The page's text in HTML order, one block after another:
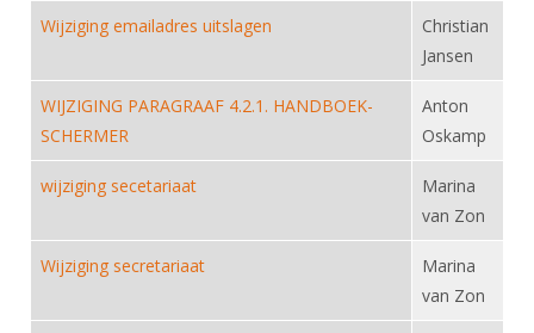
Handleiding
Historie
Organisatie
Commissies
Leden van Verdiensten
Vacatures
Ranglijsten
Inschrijven
Reglementen
Materiaal
Wedstrijdkalender
DBT
Talentontwikkeling
Atletencommissie
Internationale Titeltoernooien
Brassardsysteem
Voor coaches en leraren
Nieuws
Nationale opleidingen
Opleidingen
Leraar
Nieuws
NK organiseren
Wijziging emailadres uitslagen
Christian
Jansen
WIJZIGING PARAGRAAF 4.2.1. HANDBOEK-
SCHERMER
Anton
Oskamp
wijziging secetariaat
Marina
van Zon
Wijziging secretariaat
Marina
van Zon